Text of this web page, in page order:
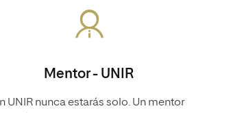
Mentor - UNIR
UNIR nunca estarás solo. Un mentor